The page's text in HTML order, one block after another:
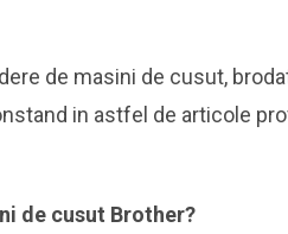
de masini de cusut,
in astfel de articole
de cusut Brother?